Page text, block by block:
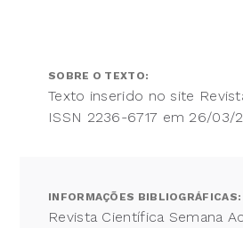
SOBRE O TEXTO:
Texto inserido no site
ISSN 2236-6717 em 26/03/
INFORMAÇÕES BIBLIOGRÁFICAS:
Revista Científica Semana